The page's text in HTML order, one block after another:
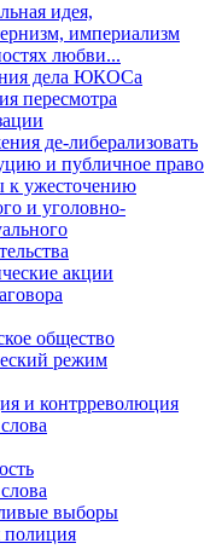
идея,
империализм
любви...
дела ЮКОСа
пересмотра
де-либерализовать
и публичное право
к ужесточению
и уголовно-
акции
общество
режим
и контрреволюция
выборы